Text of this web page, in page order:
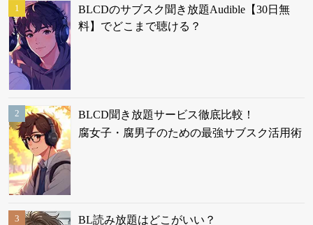
BLCDのサブスク聞き放題Audible【30日無
料】でどこまで聴ける？
BLCD聞き放題サービス徹底比較！
腐女子・腐男子のための最強サブスク活用術
BL読み放題はどこがいい？